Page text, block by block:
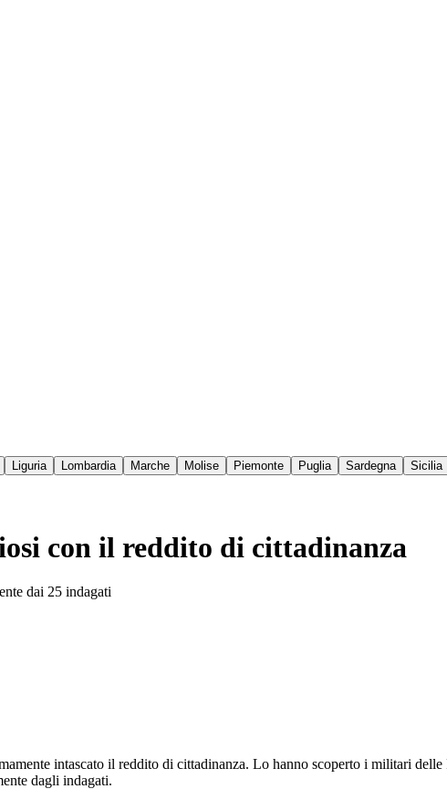
Liguria Lombardia Marche Molise Piemonte Puglia Sardegna Sicilia
con il reddito di cittadinanza
dai 25 indagati
intascato il reddito di cittadinanza. Lo hanno scoperto i militari delle
dagli indagati.